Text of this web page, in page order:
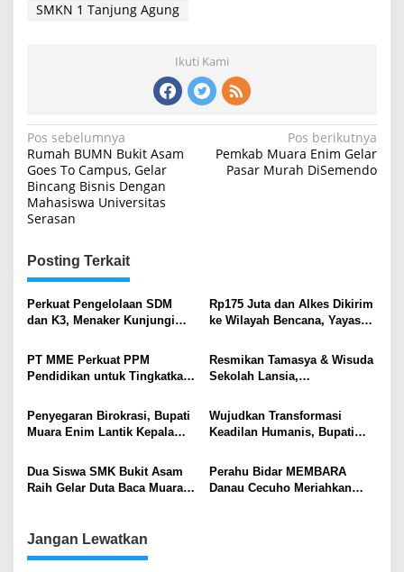
SMKN 1 Tanjung Agung
Ikuti Kami
Navigasi
pos
Pos sebelumnya
Rumah BUMN Bukit Asam
Goes To Campus, Gelar
Bincang Bisnis Dengan
Mahasiswa Universitas
Serasan
Pos berikutnya
Pemkab Muara Enim Gelar
Pasar Murah DiSemendo
Posting Terkait
Perkuat Pengelolaan SDM
dan K3, Menaker Kunjungi
Rp175 Juta dan Alkes Dikirim
ke Wilayah Bencana, Yayasan
Bantuan Kemanusiaan
PT MME Perkuat PPM
Pendidikan untuk Tingkatkan
Tambang
Resmikan Tamasya & Wisuda
Sekolah Lansia,
Langkah Nyata Pemkab.
Muara Enim Wujudkan
Keluarga Berkualitas
Penyegaran Birokrasi, Bupati
Muara Enim Lantik Kepala
PMD .
Wujudkan Transformasi
Keadilan Humanis, Bupati
Sosial
Dua Siswa SMK Bukit Asam
Raih Gelar Duta Baca Muara
Perahu Bidar MEMBARA
Danau Cecuho Meriahkan
Jangan Lewatkan